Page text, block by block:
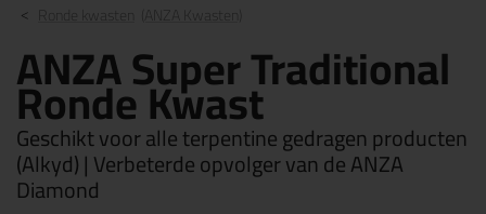
Ronde kwasten (ANZA Kwasten)
ANZA Super Traditional
Ronde Kwast
Geschikt voor alle terpentine gedragen producten
(Alkyd) | Verbeterde opvolger van de ANZA
Diamond